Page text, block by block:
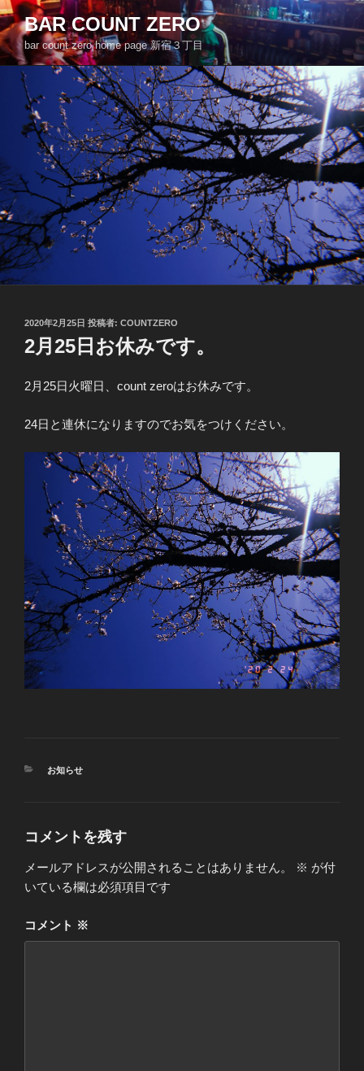
コ
ン
テ
ン
ッ
プ
BAR COUNT ZERO
bar count zero home page 新宿３丁目
投
日:
2020年2月25日 投稿者: COUNTZERO
2月25日お休みです。
2月25日火曜日、count zeroはお休みです。
24日と連休になりますのでお気をつけください。
カ
お知らせ
コメントを残す
メールアドレスが公開されることはありません。 ※ が付
いている欄は必須項目です
コメント ※